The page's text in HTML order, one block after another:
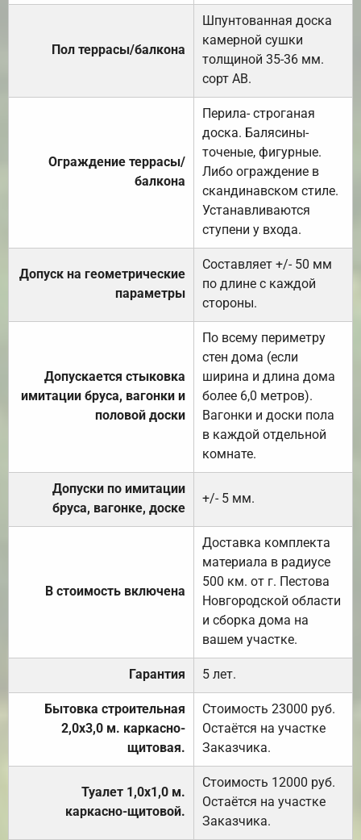
Пол террасы/балкона
Шпунтованная доска
камерной сушки
толщиной 35-36 мм.
сорт АВ.
Ограждение террасы/
балкона
Перила- строганая
доска. Балясины-
точеные, фигурные.
Либо ограждение в
скандинавском стиле.
Устанавливаются
ступени у входа.
Допуск на геометрические
параметры
Составляет +/- 50 мм
по длине с каждой
стороны.
Допускается стыковка
имитации бруса, вагонки и
половой доски
По всему периметру
стен дома (если
ширина и длина дома
более 6,0 метров).
Вагонки и доски пола
в каждой отдельной
комнате.
Допуски по имитации
бруса, вагонке, доске
+/- 5 мм.
В стоимость включена
Доставка комплекта
материала в радиусе
500 км. от г. Пестова
Новгородской области
и сборка дома на
вашем участке.
Гарантия 5 лет.
Бытовка строительная
2,0х3,0 м. каркасно-
щитовая.
Стоимость 23000 руб.
Остаётся на участке
Заказчика.
Туалет 1,0х1,0 м.
каркасно-щитовой.
Стоимость 12000 руб.
Остаётся на участке
Заказчика.